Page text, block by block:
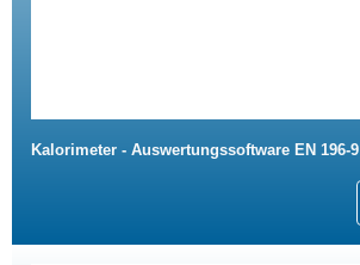
Kalorimeter - Auswertungssoftware EN 196-9